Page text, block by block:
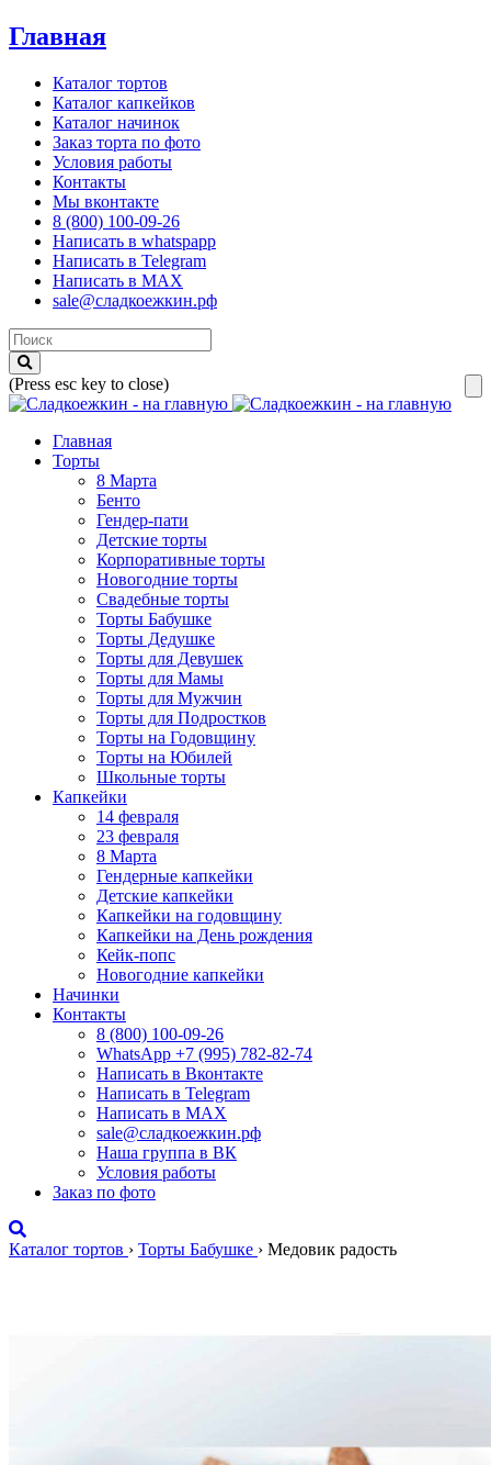
Главная
Каталог тортов
Каталог капкейков
Каталог начинок
Заказ торта по фото
Условия работы
Контакты
Мы вконтакте
8 (800) 100-09-26
Написать в whatspapp
Написать в Telegram
Написать в MAX
sale@сладкоежкин.рф
(Press esc key to close)
Главная
Торты
8 Марта
Бенто
Гендер-пати
Детские торты
Корпоративные торты
Новогодние торты
Свадебные торты
Торты Бабушке
Торты Дедушке
Торты для Девушек
Торты для Мамы
Торты для Мужчин
Торты для Подростков
Торты на Годовщину
Торты на Юбилей
Школьные торты
Капкейки
14 февраля
23 февраля
8 Марта
Гендерные капкейки
Детские капкейки
Капкейки на годовщину
Капкейки на День рождения
Кейк-попс
Новогодние капкейки
Начинки
Контакты
8 (800) 100-09-26
WhatsApp +7 (995) 782-82-74
Написать в Вконтакте
Написать в Telegram
Написать в MAX
sale@сладкоежкин.рф
Наша группа в ВК
Условия работы
Заказ по фото
Каталог тортов › Торты Бабушке › Медовик радость